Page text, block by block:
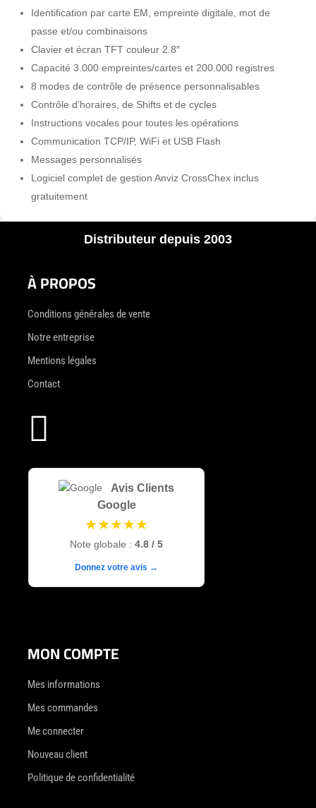
Identification par carte EM, empreinte digitale, mot de
passe et/ou combinaisons
Clavier et écran TFT couleur 2.8″
Capacité 3.000 empreintes/cartes et 200.000 registres
8 modes de contrôle de présence personnalisables
Contrôle d’horaires, de Shifts et de cycles
Instructions vocales pour toutes les opérations
Communication TCP/IP, WiFi et USB Flash
Messages personnalisés
Logiciel complet de gestion Anviz CrossChex inclus
gratuitement
Distributeur depuis 2003
À PROPOS
Conditions générales de vente
Notre entreprise
Mentions légales
Contact

Avis Clients
Google
★★★★★
Note globale : 4.8 / 5
Donnez votre avis →
MON COMPTE
Mes informations
Mes commandes
Me connecter
Nouveau client
Politique de confidentialité